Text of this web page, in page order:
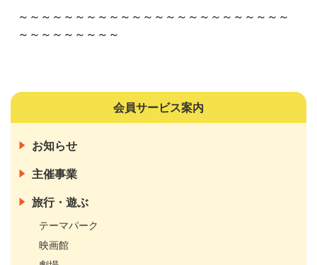
～～～～～～～～～～～～～～～～～～～～～～～～
～～～～～～～～～
会員サービス案内
お知らせ
主催事業
旅行・遊ぶ
テーマパーク
映画館